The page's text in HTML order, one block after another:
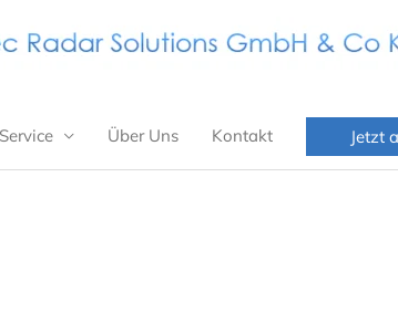
Service Über Uns Kontakt Jetzt